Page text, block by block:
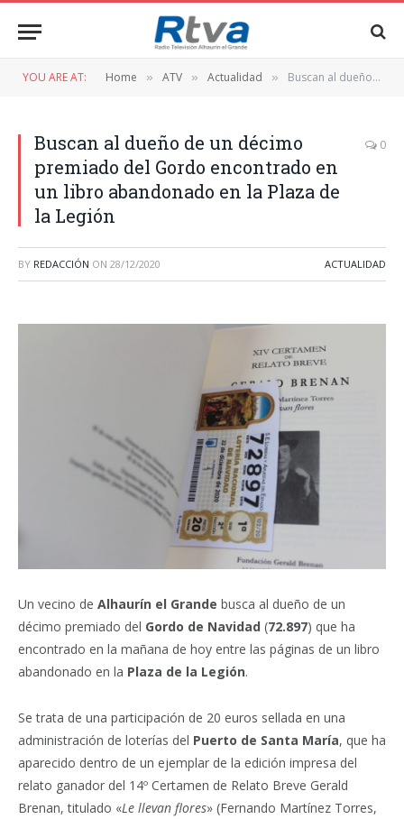
YOU ARE AT: Home » ATV » Actualidad » Buscan al dueño de un décimo premiado del Gordo encontrado en un libro abandonado en la Plaza de la Legión
Buscan al dueño de un décimo
premiado del Gordo encontrado en
un libro abandonado en la Plaza de
la Legión
0
BY REDACCIÓN ON 28/12/2020 ACTUALIDAD
Un vecino de Alhaurín el Grande busca al dueño de un
décimo premiado del Gordo de Navidad (72.897) que ha
encontrado en la mañana de hoy entre las páginas de un libro
abandonado en la Plaza de la Legión.
Se trata de una participación de 20 euros sellada en una
administración de loterías del Puerto de Santa María, que ha
aparecido dentro de un ejemplar de la edición impresa del
relato ganador del 14º Certamen de Relato Breve Gerald
Brenan, titulado «Le llevan flores» (Fernando Martínez Torres,